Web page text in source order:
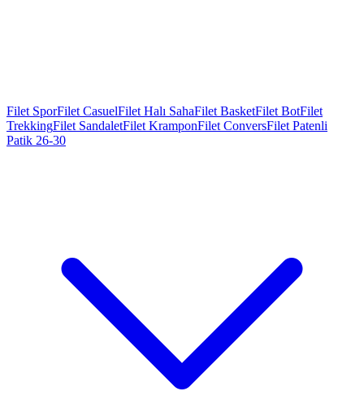
Filet SporFilet CasuelFilet Halı SahaFilet BasketFilet BotFilet
TrekkingFilet SandaletFilet KramponFilet ConversFilet Patenli
Patik 26-30